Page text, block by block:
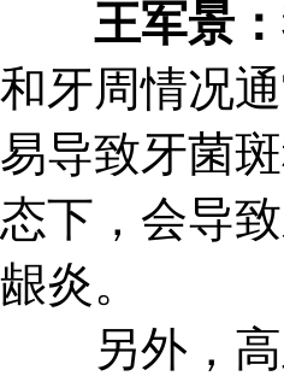
王军景：
和牙周情况
易导致牙菌
态下，会导
龈炎。
另外，高